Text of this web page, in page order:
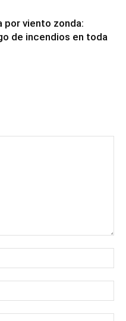
por viento zonda:
de incendios en toda